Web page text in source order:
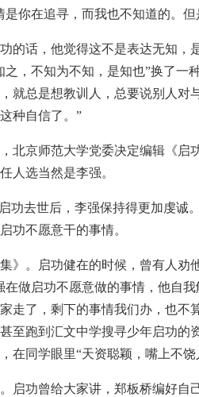
是你在追寻，而我也不知道的。
话，他觉得这不是表达无知，
之，不知为不知，是知也”换了一
就总是想教训人，总要说别人对
种自信了。”
京师范大学党委决定编辑《启
人选当然是李强。
去世后，李强保持得更加虔诚
功不愿意干的事情。
。启功健在的时候，曾有人劝
在做启功不愿意做的事情，他自
走了，剩下的事情我们办，也不
至跑到汇文中学搜寻少年启功的
在同学眼里“天资聪颖，嘴上不饶
功曾给大家讲，郑板桥编好自